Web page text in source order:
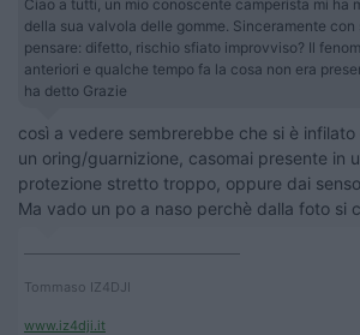
Ciao a tutti, un mio conoscente camperista mi ha
della sua valvola delle gomme. Sinceramente con
pensare: difetto, rischio sfiato improvviso? Il
anteriori e qualche tempo fa la cosa non era
ha detto Grazie
così a vedere sembrerebbe che si è
un oring/guarnizione, casomai presente in
protezione stretto troppo, oppure dai
Ma vado un po a naso perchè dalla foto si
Tommaso IZ4DJI
www.iz4dji.it